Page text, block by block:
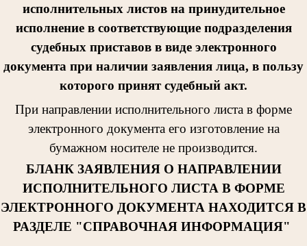
исполнительных листов на принудительное
исполнение в соответствующие подразделения
судебных приставов в виде электронного
документа при наличии заявления лица, в пользу
которого принят судебный акт.
При направлении исполнительного листа в форме
электронного документа его изготовление на
бумажном носителе не производится.
БЛАНК ЗАЯВЛЕНИЯ О НАПРАВЛЕНИИ
ИСПОЛНИТЕЛЬНОГО ЛИСТА В ФОРМЕ
ЭЛЕКТРОННОГО ДОКУМЕНТА НАХОДИТСЯ В
РАЗДЕЛЕ "СПРАВОЧНАЯ ИНФОРМАЦИЯ"